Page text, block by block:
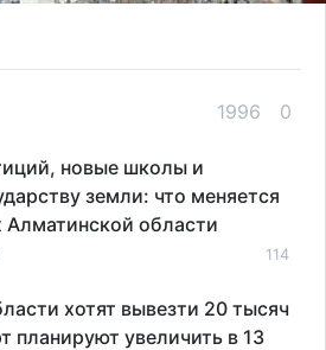
1996 0
новые школы и
земли: что меняется
Алматинской области
114
хотят вывезти 20 тысяч
планируют увеличить в 13